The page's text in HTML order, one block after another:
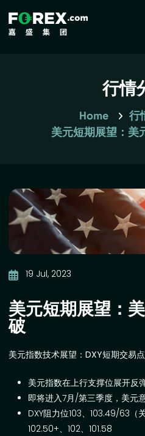
行情
Home
行
美元短期展望：美
19 Jul, 2023
美元短期展望：
破
美元指数技术展望：DXY短期交易
美元指数在上行支撑位展开
即将进入7月 /第三季度，美元
DXY阻力位103、103.49/63 （
102.50+、102、101.58